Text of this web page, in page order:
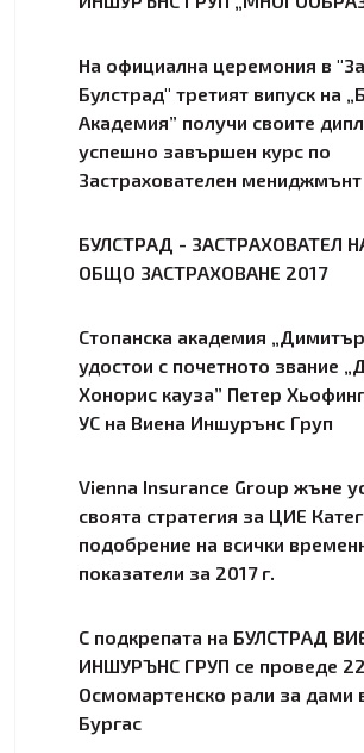
На официална церемония в
Булстрад" третият випуск на
Академия” получи своите
успешно завършен курс по
Застрахователен мениджмънт
БУЛСТРАД - ЗАСТРАХОВАТЕЛ
ОБЩО ЗАСТРАХОВАНЕ 2017
Стопанска академия
удостои с почетното звание
Хонорис кауза” Петер
УС на Виена Иншурънс Груп
Vienna Insurance Group жъне
своята стратегия за ЦИЕ
подобрение на всички
показатели за 2017 г.
С подкрепата на БУЛСТРАД
ИНШУРЪНС ГРУП се проведе
Осмомартенско рали за дами
Бургас